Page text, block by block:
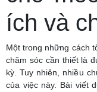
ích và
Một trong những cách
chăm sóc cần thiết là
kỳ. Tuy nhiên, nhiều
của việc này. Bài viết